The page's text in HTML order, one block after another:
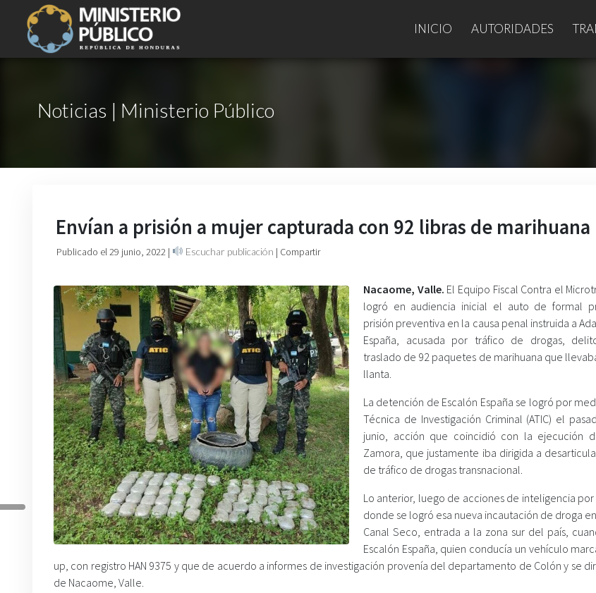
INICIO AUTORIDADES
Noticias | Ministerio Público
Envían a prisión a mujer capturada con 92 libras de marihuana
Publicado el 29 junio, 2022 | Escuchar publicación | Compartir
Nacaome, Valle. El Equipo Fiscal Contra el
logró en audiencia inicial el auto de formal
prisión preventiva en la causa penal instruida a
España, acusada por tráfico de drogas,
traslado de 92 paquetes de marihuana que
llanta.
La detención de Escalón España se logró por
Técnica de Investigación Criminal (ATIC) el
junio, acción que coincidió con la ejecución
Zamora, que justamente iba dirigida a
de tráfico de drogas transnacional.
Lo anterior, luego de acciones de inteligencia por
donde se logró esa nueva incautación de droga
Canal Seco, entrada a la zona sur del país,
Escalón España, quien conducía un vehículo
up, con registro HAN 9375 y que de acuerdo a informes de investigación provenía del departamento de Colón y se
de Nacaome, Valle.